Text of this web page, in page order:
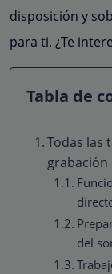
disposición y
para ti. ¿Te
Tabla de
Todas las
grabación
del